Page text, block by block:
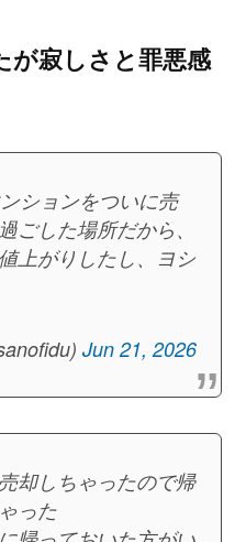
が寂しさと罪悪感
ションをついに売
ごした場所だから、
上がりしたし、ヨシ
Jun 21, 2026
却しちゃったので帰
った